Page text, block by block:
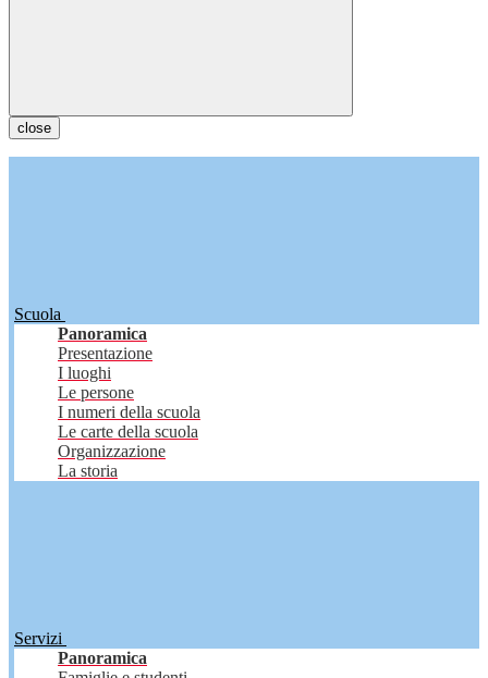
close
Scuola
Panoramica
Presentazione
I luoghi
Le persone
I numeri della scuola
Le carte della scuola
Organizzazione
La storia
Servizi
Panoramica